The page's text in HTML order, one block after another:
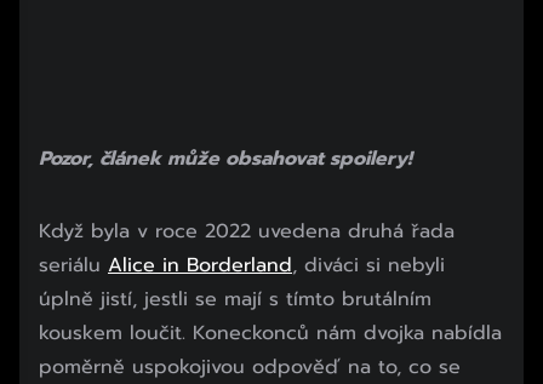
Pozor, článek může obsahovat spoilery!
Když byla v roce 2022 uvedena druhá řada
seriálu Alice in Borderland, diváci si nebyli
úplně jistí, jestli se mají s tímto brutálním
kouskem loučit. Koneckonců nám dvojka nabídla
poměrně uspokojivou odpověď na to, co se